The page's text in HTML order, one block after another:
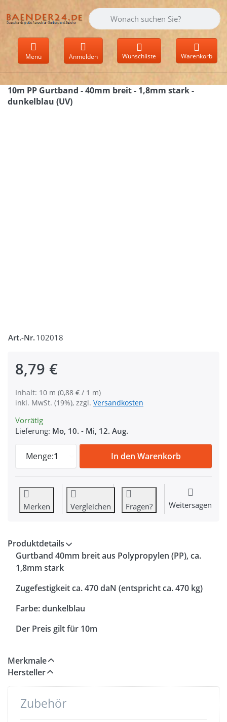
Geben Sie einen Suchbegriff ein.
Menü Anmelden Wunschliste Warenkorb
10m PP Gurtband - 40mm breit - 1,8mm stark -
dunkelblau (UV)
Art.-Nr. 102018
8,79 €
Inhalt: 10 m (0,88 € / 1 m)
inkl. MwSt. (19%), zzgl. Versandkosten
Vorrätig
Lieferung: Mo, 10. - Mi, 12. Aug.
Menge:1
10m PP Gurtband - 40mm breit - 1,8mm
In den Warenkorb
Merken Vergleichen Fragen? Weitersagen
Produktdetails
Gurtband 40mm breit aus Polypropylen (PP), ca.
1,8mm stark
Zugefestigkeit ca.470 daN (entspricht ca. 470 kg)
Farbe: dunkelblau
Der Preis gilt für 10m
Merkmale
Hersteller
Zubehör